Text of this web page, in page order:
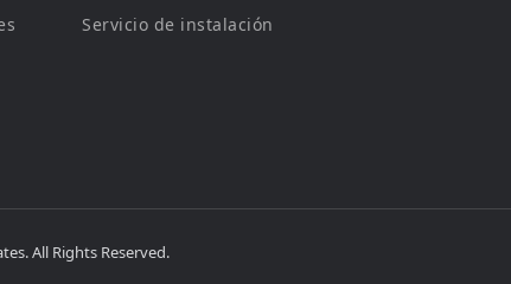
Servicio de instalación
All Rights Reserved.